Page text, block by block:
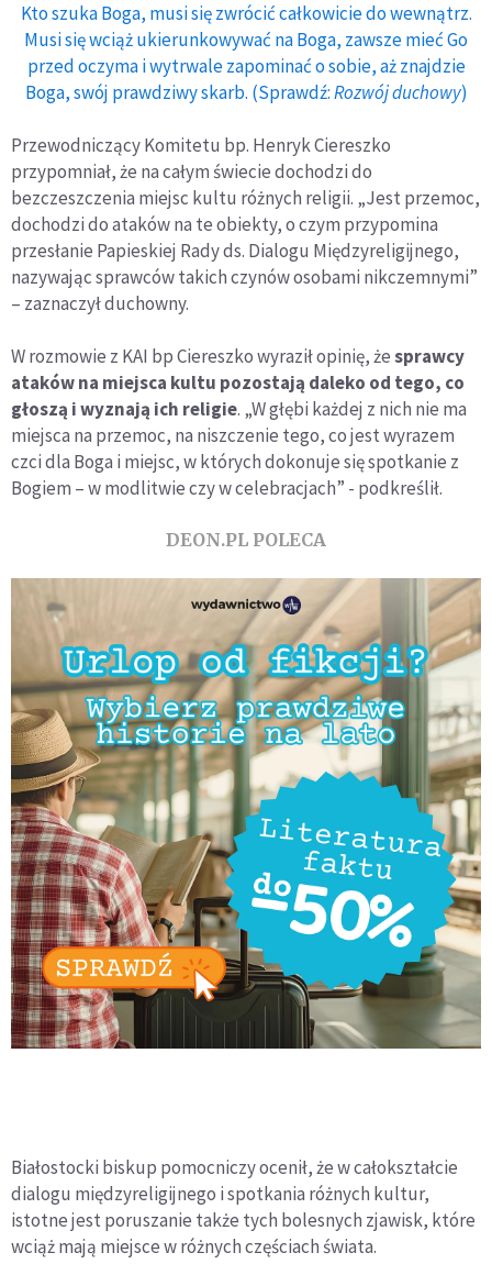
Kto szuka Boga, musi się zwrócić całkowicie do wewnątrz.
Musi się wciąż ukierunkowywać na Boga, zawsze mieć Go
przed oczyma i wytrwale zapominać o sobie, aż znajdzie
Boga, swój prawdziwy skarb. (Sprawdź:Rozwój duchowy)
Przewodniczący Komitetu bp. Henryk Ciereszko
przypomniał, że na całym świecie dochodzi do
bezczeszczenia miejsc kultu różnych religii. „Jest przemoc,
dochodzi do ataków na te obiekty, o czym przypomina
przesłanie Papieskiej Rady ds. Dialogu Międzyreligijnego,
nazywając sprawców takich czynów osobami nikczemnymi”
– zaznaczył duchowny.
W rozmowie z KAI bp Ciereszko wyraził opinię, żesprawcy
ataków na miejsca kultu pozostają daleko od tego, co
głoszą i wyznają ich religie. „W głębi każdej z nich nie ma
miejsca na przemoc, na niszczenie tego, co jest wyrazem
czci dla Boga i miejsc, w których dokonuje się spotkanie z
Bogiem – w modlitwie czy w celebracjach” - podkreślił.
DEON.PL POLECA
Białostocki biskup pomocniczy ocenił, że w całokształcie
dialogu międzyreligijnego i spotkania różnych kultur,
istotne jest poruszanie także tych bolesnych zjawisk, które
wciąż mają miejsce w różnych częściach świata.